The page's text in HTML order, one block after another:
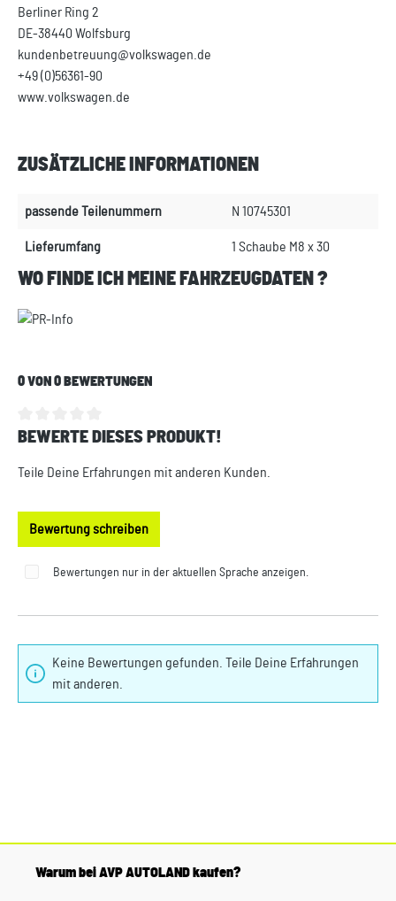
Berliner Ring 2
DE-38440 Wolfsburg
kundenbetreuung@volkswagen.de
+49 (0)56361-90
www.volkswagen.de
ZUSÄTZLICHE INFORMATIONEN
passende Teilenummern N 10745301
Lieferumfang 1 Schaube M8 x 30
WO FINDE ICH MEINE FAHRZEUGDATEN ?
0 VON 0 BEWERTUNGEN
Durchschnittliche Bewertung von 0 von 5 Sternen
BEWERTE DIESES PRODUKT!
Teile Deine Erfahrungen mit anderen Kunden.
Bewertung schreiben
Bewertungen nur in der aktuellen Sprache anzeigen.
Keine Bewertungen gefunden. Teile Deine Erfahrungen
mit anderen.
Warum bei AVP AUTOLAND kaufen?